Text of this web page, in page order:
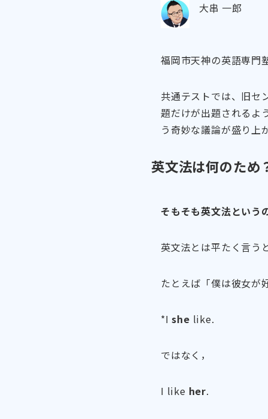
大串 一郎
福岡市天神の英語専門
共通テストでは、旧セ
題だけが出題されるよ
う奇妙な議論が盛り上
英文法は何のため
そもそも英文法という
英文法とは平たく言うと
たとえば「僕は彼女が
*Ishe like.
ではなく，
I like her.